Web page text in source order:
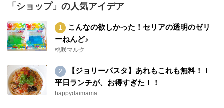
「ショップ」の人気アイデア
こんなの欲しかった！セリアの透明のゼリ
ーねんど♪
桃咲マルク
【ジョリーパスタ】あれもこれも無料！！
平日ランチが、お得すぎた！！
happydaimama